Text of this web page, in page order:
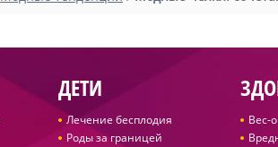
ДЕТИ
Лечение бесплодия
Роды за границей
Вес-